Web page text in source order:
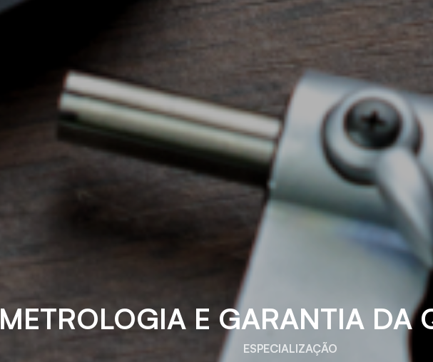
METROLOGIA E GARANTIA DA
ESPECIALIZAÇÃO